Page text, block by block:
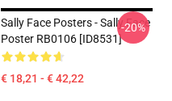
Sally Face Posters - Sally Face
Poster RB0106 [ID8531]
€ 18,21 - € 42,22
-20%